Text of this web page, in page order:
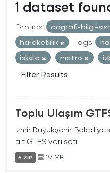
1 dataset
Groups:
cografi-bilgi-
hareketlilik
Tags:
iskele
metro
Filter Results
Toplu Ulaşım
İzmir Büyükşehir
ait GTFS veri seti
5 ZIP 19 MB